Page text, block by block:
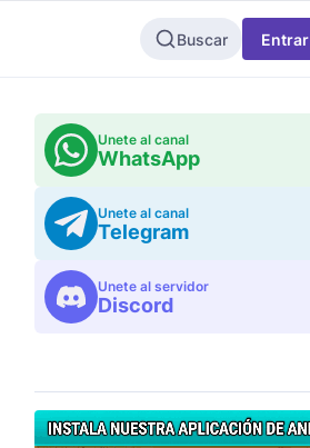
Buscar Entrar
Unete al canal
WhatsApp
Unete al canal
Telegram
Unete al servidor
Discord